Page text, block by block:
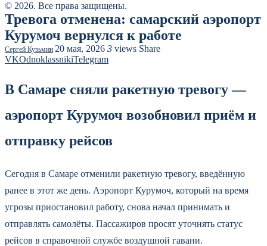
© 2026. Все права защищены.
Тревога отменена: самарский аэропорт
Курумоч вернулся к работе
Сергей Кузьмин 20 мая, 2026 3 views Share
VKOdnoklassnikiTelegram
В Самаре сняли ракетную тревогу —
аэропорт Курумоч возобновил приём и
отправку рейсов
Сегодня в Самаре отменили ракетную тревогу, введённую
ранее в этот же день. Аэропорт Курумоч, который на время
угрозы приостановил работу, снова начал принимать и
отправлять самолёты. Пассажиров просят уточнять статус
рейсов в справочной службе воздушной гавани.